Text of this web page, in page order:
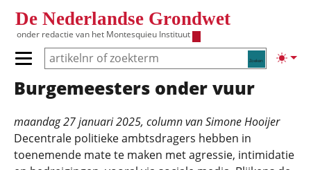
De Nederlandse Grondwet
onder redactie van het Montesquieu Instituut
Zoeken
Primair menu tonen/verbergen
Hoofdnavigatie
Burgemeesters onder vuur
maandag 27 januari 2025, column vanSimone Hooijer
Decentrale politieke ambtsdragers hebben in
toenemende mate te maken met agressie, intimidatie